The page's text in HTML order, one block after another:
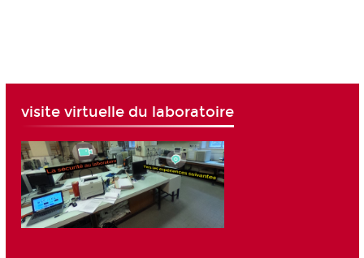
visite virtuelle du laboratoire